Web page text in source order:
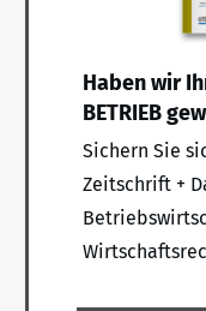
Haben wir
BETRIEB
Sichern Sie
Zeitschrift +